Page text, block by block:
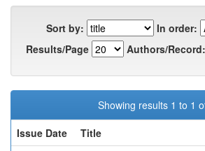
Sort by:
In order:
Results/Page
Authors/Record:
Showing results 1 to 1
Issue Date
Title